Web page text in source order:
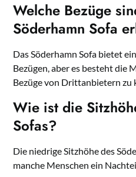
Welche Bezüge
Söderhamn Sofa
Das Söderhamn Sofa bietet
Bezügen, aber es besteht die
Bezüge von Drittanbietern zu
Wie ist die
Sofas?
Die niedrige Sitzhöhe des
manche Menschen ein